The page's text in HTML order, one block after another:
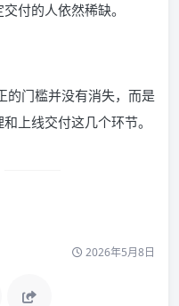
付的人依然稀缺。
的门槛并没有消失，而是
上线交付这几个环节。
2026年5月8日